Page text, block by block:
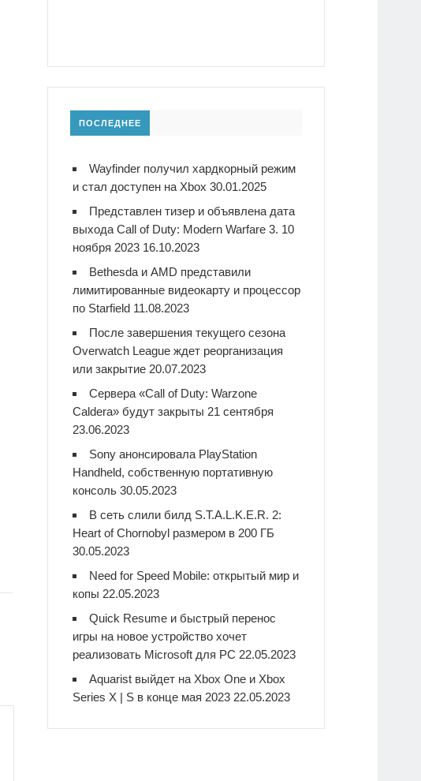
ПОСЛЕДНЕЕ
Wayfinder получил хардкорный режим
и стал доступен на Xbox 30.01.2025
Представлен тизер и объявлена дата
выхода Call of Duty: Modern Warfare 3. 10
ноября 2023 16.10.2023
Bethesda и AMD представили
лимитированные видеокарту и процессор
по Starfield 11.08.2023
После завершения текущего сезона
Overwatch League ждет реорганизация
или закрытие 20.07.2023
Сервера «Call of Duty: Warzone
Caldera» будут закрыты 21 сентября
23.06.2023
Sony анонсировала PlayStation
Handheld, собственную портативную
консоль 30.05.2023
В сеть слили билд S.T.A.L.K.E.R. 2:
Heart of Chornobyl размером в 200 ГБ
30.05.2023
Need for Speed Mobile: открытый мир и
копы 22.05.2023
Quick Resume и быстрый перенос
игры на новое устройство хочет
реализовать Microsoft для PC 22.05.2023
Aquarist выйдет на Xbox One и Xbox
Series X | S в конце мая 2023 22.05.2023